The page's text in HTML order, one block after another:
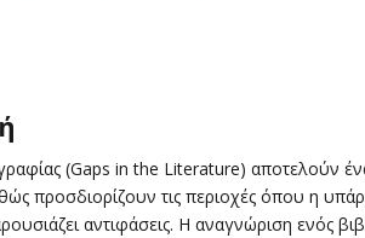
(Gaps in the Literature) αποτελούν
προσδιορίζουν τις περιοχές όπου η
αντιφάσεις. Η αναγνώριση ενός